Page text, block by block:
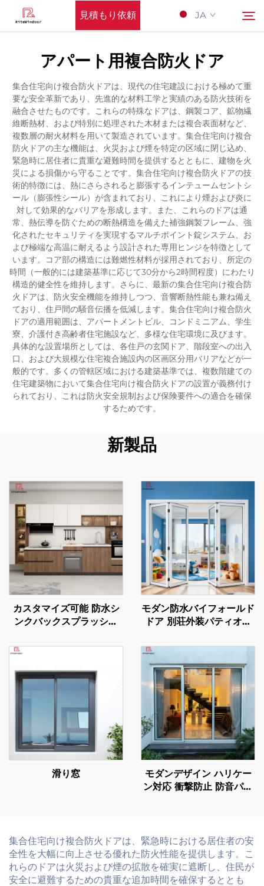
見積もり依頼 JA
Hōmupeーji
サポート
製品
応用
Nyūsu
Kontakuto Us
検索
アパート用複合防火ドア
集合住宅向け複合防火ドアは、現代の住宅建設における極めて重
要な安全革新であり、先進的な材料工学と実績のある防火技術を
融合させたものです。これらの特殊なドアは、鋼製コア、鉱物繊
維断熱材、および特別に処理された木材または複合表面材など、
複数層の耐火材料を用いて製造されています。集合住宅向け複合
防火ドアの主な機能は、火災および煙を特定の区域に閉じ込め、
緊急時に居住者に貴重な避難時間を提供するとともに、建物を火
災による損傷から守ることです。集合住宅向け複合防火ドアの技
術的特徴には、熱にさらされると膨張するインテュームセントシ
ール（膨張性シール）が含まれており、これにより煙および炎に
対して効果的なバリアを形成します。また、これらのドアは通
常、熱伝導を防ぐための断熱構造を備えた補強鋼製フレーム、強
化されたセキュリティを実現するマルチポイント錠システム、お
よび極端な高温に耐えるよう設計された専用ヒンジを特徴として
います。コア部の構造には難燃性材料が採用されており、所定の
時間（一般的には建築基準に応じて30分から2時間程度）にわたり
構造的健全性を維持します。さらに、最新の集合住宅向け複合防
火ドアは、防火安全機能を維持しつつ、音響断熱性能も兼ね備え
ており、住戸間の騒音伝播を低減します。集合住宅向け複合防火
ドアの適用範囲は、アパートメントビル、コンドミニアム、学生
寮、介護付き高齢者住宅施設など、多様な住宅環境に及びます。
具体的な設置場所としては、各住戸の玄関ドア、階段室への出入
口、および大規模な住宅複合施設内の区画区分用バリアなどが一
般的です。多くの管轄区域における建築基準では、複数階建ての
住宅建築物において集合住宅向け複合防火ドアの設置が義務付け
られており、これは防火安全規制および保険要件への適合を確保
するためです。
新製品
カスタマイズ可能 防水シ
ンクバックスプラッシュ
ミ製キッチンキャビネッ
モダン防水バイフォールド
ドア 別荘外装パティオ用
切り アコーディオン式ガ
ラス折戸システム
滑り窓
モダンデザイン ハリケー
ン対応 衝撃防止 防音パテ
集合住宅向け複合防火ドアは、緊急時における居住者の安
全性を大幅に向上させる優れた防火性能を提供します。こ
れらのドアは火災および煙の拡散を確実に遮断し、住民が
安全に避難するための貴重な追加時間を確保するととも